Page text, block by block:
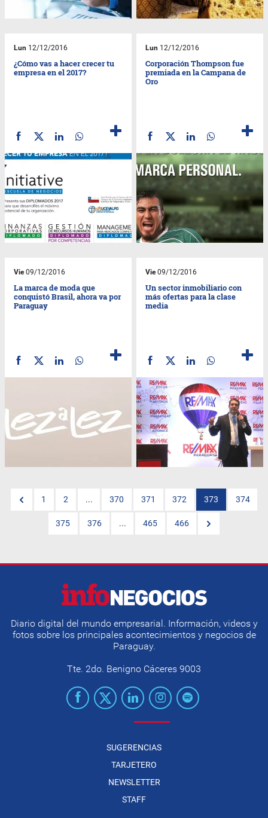
Lun 12/12/2016
¿Cómo vas a hacer crecer tu
empresa en el 2017?
Lun 12/12/2016
Corporación Thompson fue
premiada en la Campana de
Oro
Vie09/12/2016
La marca de moda que
conquistó Brasil, ahora va por
Paraguay
Vie09/12/2016
Un sector inmobiliario con
más ofertas para la clase
media
1 2 ... 370 371 372 373 374
375 376 ... 465 466
Diario digital del mundo empresarial. Información, videos y
fotos sobre los principales acontecimientos y negocios de
Paraguay.
Tte. 2do. Benigno Cáceres 9003
SUGERENCIAS
TARJETERO
NEWSLETTER
STAFF